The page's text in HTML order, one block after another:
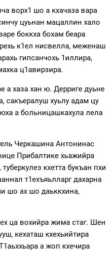
ворх1 шо а кхачаза вара
цуьнан мацаллин хало
боккха бохам беара
к1ел нисвелла, меженаш
гипсанчохь 1иллира,
ц1авирзира.
а хаза хан ю. Дерриге дуьне
сакъералуш хуьлу адам цу
а больницашкахула лела
Черкашина Антонинас
Прибалтике хьажийра
кхетта букъан пхи
т1ехъяьлларг дахарна
шо ах шо даьккхина,
ца вохийра жима стаг. Шен
кехаташ кхехьийтира
а жоп кхечира